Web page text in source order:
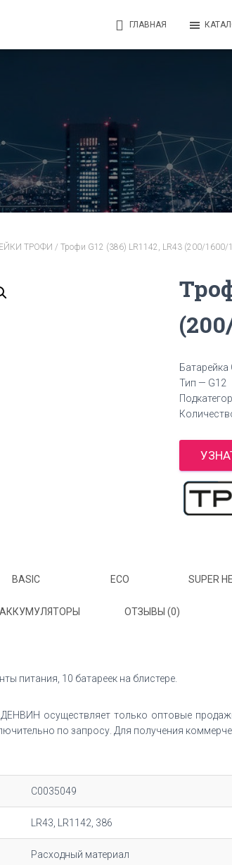
ГЛАВНАЯ
ТРОФИ / Трофи G12 (386) LR1142, LR43 (200/1600/
Батарейка
Тип — G12
BASIC ECO SUPER
АККУМУЛЯТОРЫ ОТЗЫВЫ (0)
питания, 10 батареек на блистере.
осуществляет только оптовые
по запросу. Для получения
C0035049
LR43, LR1142, 386
Расходный материал